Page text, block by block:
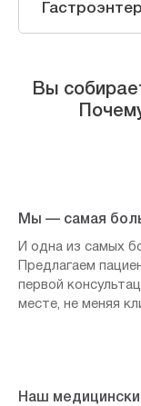
Вы
Мы — самая
И одна из самых
Предлагаем
первой
месте, не меняя
Наш